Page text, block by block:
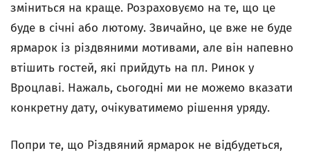
зміниться на краще. Розраховуємо на те, що це
буде в січні або лютому. Звичайно, це вже не буде
ярмарок із різдвяними мотивами, але він напевно
втішить гостей, які прийдуть на пл. Ринок у
Вроцлаві. Нажаль, сьогодні ми не можемо вказати
конкретну дату, очікуватимемо рішення уряду.
Попри те, що Різдвяний ярмарок не відбудеться,